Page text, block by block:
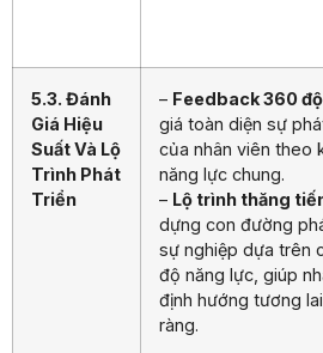
5.3. Đánh
Giá Hiệu
Suất Và Lộ
Trình Phát
Triển
– Feedback 360
giá toàn diện sự
của nhân viên theo
năng lực chung.
– Lộ trình thăng
dựng con đường
sự nghiệp dựa trên
độ năng lực, giúp
định hướng tương
ràng.